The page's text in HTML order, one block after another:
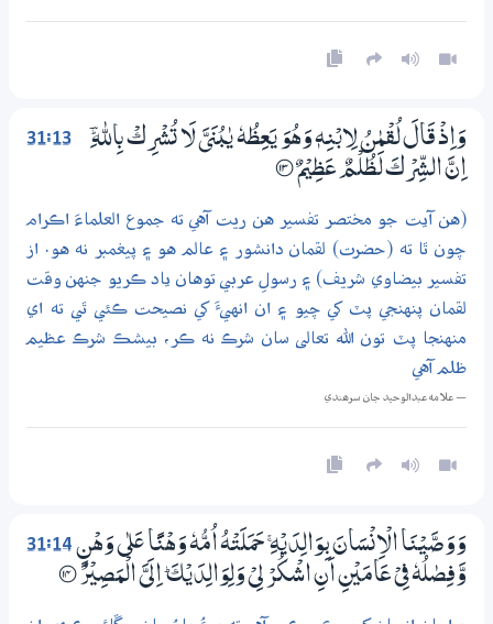
31:13
وَاِذْ قَالَ لُقْمٰنُ لِابْنِهٖ وَهُوَ يَعِظُهٗ يٰبُنَيَّ لَا تُشْرِكْ بِاللّٰهِ ڼ
اِنَّ الشِّرْكَ لَظُلْمٌ عَظِيْمٌ ؀13
(هن آيت جو مختصر تفسير هن ريت آهي ته جموع العلماءَ اڪرام
چون ٿا ته (حضرت) لقمان دانشور ۽ عالم هو ۽ پيغمبر نه هو. از
تفسير بيضاوي شريف) ۽ رسولِ عربي توهان ياد ڪريو جنهن وقت
لقمان پنهنجي پٽ کي چيو ۽ ان انهيءَ کي نصيحت ڪئي ٿي ته اي
منهنجا پٽ تون الله تعالى سان شرڪ نه ڪر، بيشڪ شرڪ عظيم
ظلم آهي
— علامه عبدالوحيد جان سرھندي
31:14 وَوَصَّيْنَا الْاِنْسَانَ بِوَالِدَيْهِ ۚ حَمَلَتْهُ اُمُّهٗ وَهْنًا عَلٰي وَهْنٍ
وَّفِصٰلُهٗ فِيْ عَامَيْنِ اَنِ اشْكُرْ لِيْ وَلِوَالِدَيْكَ ۭ اِلَيَّ الْمَصِيْرُ
؀14